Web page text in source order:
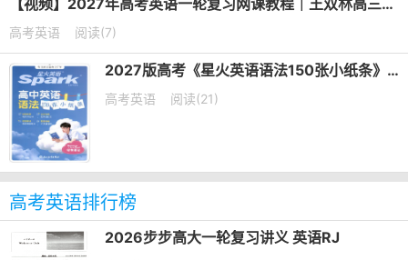
【视频】2027年高考英语一轮复习网课教程｜王双林高三英语上学期暑假班视频教程
高考英语 阅读(7)
2027版高考《星火英语语法150张小纸条》PDF电子版下载
高考英语 阅读(21)
高考英语排行榜
2026步步高大一轮复习讲义 英语RJ